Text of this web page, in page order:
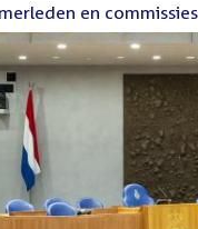
en commissies